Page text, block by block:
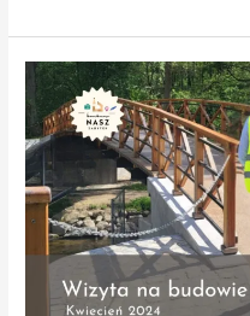
postępy
prac